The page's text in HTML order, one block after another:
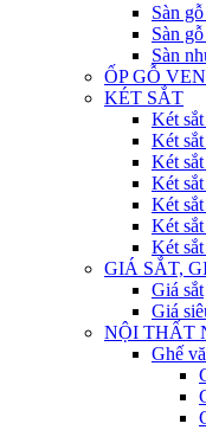
Sàn
Sàn
Sàn
ỐP GỖ
KÉT SẮT
Két
Két
Két
Két
Két
Két
Két
GIÁ SẮT,
Giá sắt
Giá
NỘI THẤT
Ghế